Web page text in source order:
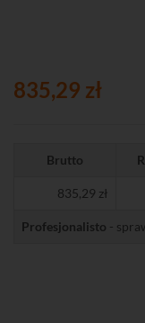
835,29 zł
Brutto
835,29 zł
Profesjonalisto -